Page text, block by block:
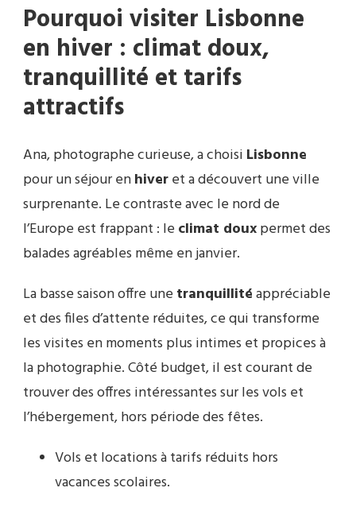
Pourquoi visiter Lisbonne
en hiver : climat doux,
tranquillité et tarifs
attractifs
Ana, photographe curieuse, a choisi Lisbonne
pour un séjour enhiveret a découvert une ville
surprenante. Le contraste avec le nord de
l’Europe est frappant : le climat douxpermet des
balades agréables même en janvier.
La basse saison offre une tranquillitéappréciable
et des files d’attente réduites, ce qui transforme
les visites en moments plus intimes et propices à
la photographie. Côté budget, il est courant de
trouver des offres intéressantes sur les vols et
l’hébergement, hors période des fêtes.
Vols et locations à tarifs réduits hors
vacances scolaires.